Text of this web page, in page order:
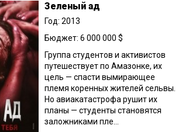
Зеленый ад
Год: 2013
Бюджет: 6 000 000 $
Группа студентов и активистов
путешествует по Амазонке, их
цель — спасти вымирающее
племя коренных жителей сельвы.
Но авиакатастрофа рушит их
планы — студенты становятся
заложниками пле...